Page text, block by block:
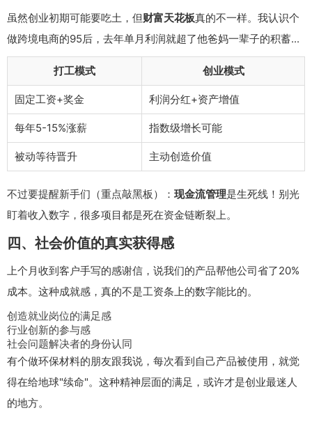
虽然创业初期可能要吃土，但财富天花板真的不一样。我认识个
做跨境电商的95后，去年单月利润就超了他爸妈一辈子的积蓄...
打工模式 创业模式
固定工资+奖金 利润分红+资产增值
每年5-15%涨薪 指数级增长可能
被动等待晋升 主动创造价值
不过要提醒新手们（重点敲黑板）： 现金流管理是生死线！别光
盯着收入数字，很多项目都是死在资金链断裂上。
四、社会价值的真实获得感
上个月收到客户手写的感谢信，说我们的产品帮他公司省了20%
成本。这种成就感，真的不是工资条上的数字能比的。
创造就业岗位的满足感
行业创新的参与感
社会问题解决者的身份认同
有个做环保材料的朋友跟我说，每次看到自己产品被使用，就觉
得在给地球"续命"。这种精神层面的满足，或许才是创业最迷人
的地方。